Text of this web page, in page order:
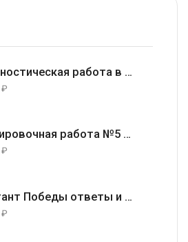
Диагностическая работа в формате ЕГЭ 2026 по Обществознанию 11 класс (задания и ответы) 14.05.2026
₽
Тренировочная работа №5 по русскому языку 9 класс ответы и задания 13.05.2026
₽
Диктант Победы ответы и варианты 24 апреля 2026
₽